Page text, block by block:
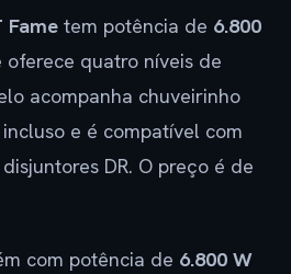
Fame tem potência de 6.800
oferece quatro níveis de
acompanha chuveirinho
e é compatível com
DR. O preço é de
com potência de 6.800 W